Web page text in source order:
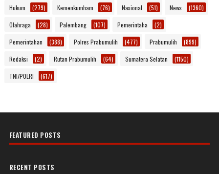
Hukum (279) Kemenkumham (76) Nasional (51) News (1360)
Olahraga (28) Palembang (107) Pemerintaha (2)
Pemerintahan (388) Polres Prabumulih (477) Prabumulih (899)
Redaksi (2) Rutan Prabumulih (64) Sumatera Selatan (1150)
TNI/POLRI (617)
FEATURED POSTS
RECENT POSTS